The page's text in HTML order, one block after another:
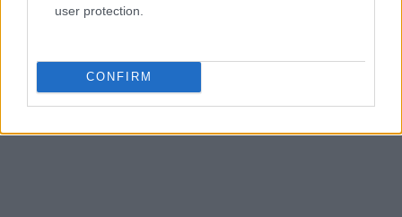
user protection.
CONFIRM